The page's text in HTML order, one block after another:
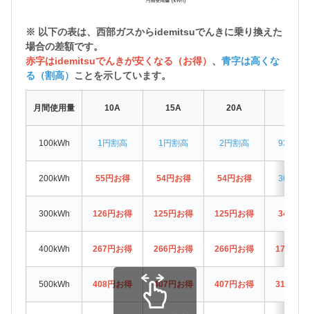
※ 以下の表は、西部ガスからidemitsuでんきに乗り換えた
場合の差額です。
赤字はidemitsuでんきが安くなる（お得） 、 青字は高くな
る（割高） ことを示しています。
月間使用量 10A 15A 20A
100kWh 1円割高 1円割高 2円割高 93円割
200kWh 55円お得 54円お得 54円お得 36円割
300kWh 126円お得 125円お得 125円お得 34円お
400kWh 267円お得 266円お得 266円お得 175円お
500kWh 408円お得 407円お得 407円お得 316円お